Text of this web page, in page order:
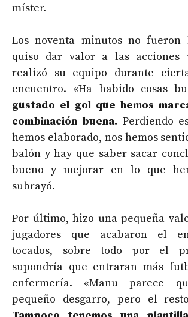
míster.
Los noventa minutos no fueron
quiso dar valor a las acciones
realizó su equipo durante
encuentro. «Ha habido cosas
gustado el gol que hemos
combinación buena. Perdiendo
hemos elaborado, nos hemos
balón y hay que saber sacar
bueno y mejorar en lo que
subrayó.
Por último, hizo una pequeña
jugadores que acabaron el
tocados, sobre todo por el
supondría que entraran más
enfermería. «Manu parece
pequeño desgarro, pero el